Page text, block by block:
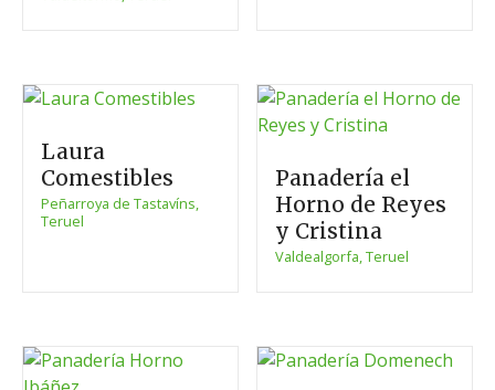
Laura
Comestibles
Peñarroya de Tastavíns,
Teruel
Panadería el
Horno de Reyes
y Cristina
Valdealgorfa, Teruel